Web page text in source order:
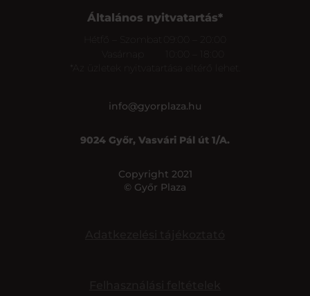
Általános nyitvatartás*
*Az üzletek nyitvatartása eltérő lehet.
info@gyorplaza.hu
9024 Győr, Vasvári Pál út 1/A.
Copyright 2021
© Győr Plaza